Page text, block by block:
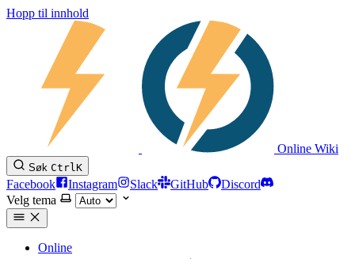
Hopp til innhold
Online Wiki
Søk CtrlK
Facebook Instagram Slack GitHub
Discord
Velg tema
Online